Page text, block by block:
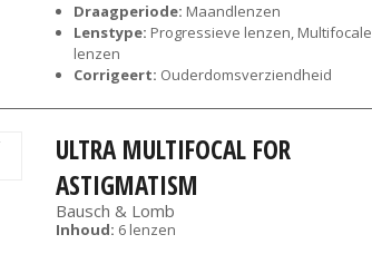
Draagperiode: Maandlenzen
Lenstype: Progressieve lenzen, Multifocale
lenzen
Corrigeert: Ouderdomsverziendheid
ULTRA MULTIFOCAL FOR
ASTIGMATISM
Bausch & Lomb
Inhoud: 6 lenzen